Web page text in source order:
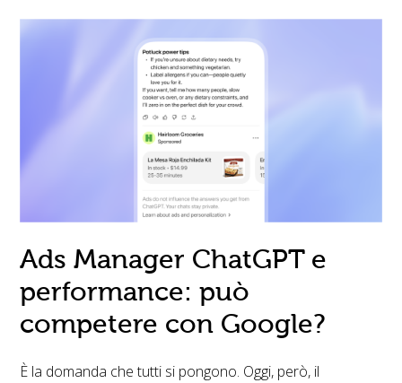
Ads Manager ChatGPT e
performance: può
competere con Google?
È la domanda che tutti si pongono. Oggi, però, il